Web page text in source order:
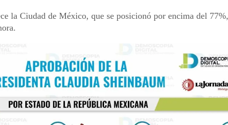
la Ciudad de México, que se posicionó por encima del 77%,